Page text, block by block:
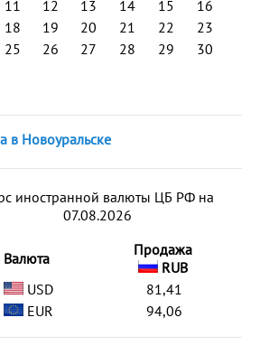
11 12 13 14 15
16
18 19 20 21 22
23
25 26 27 28 29
30
в Новоуральске
иностранной валюты ЦБ РФ на
07.08.2026
Валюта
Продажа
RUB
USD
81,41
EUR
94,06